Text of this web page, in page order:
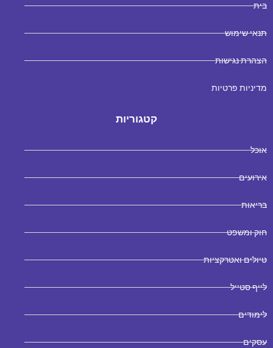
בית
תנאי שימוש
הצהרת נגישות
מדיניות פרטיות
קטגוריות
אוכל
אירועים
בריאות
חוק ומשפט
טיולים ואטרקציות
לייף סטייל
לימודים
עסקים